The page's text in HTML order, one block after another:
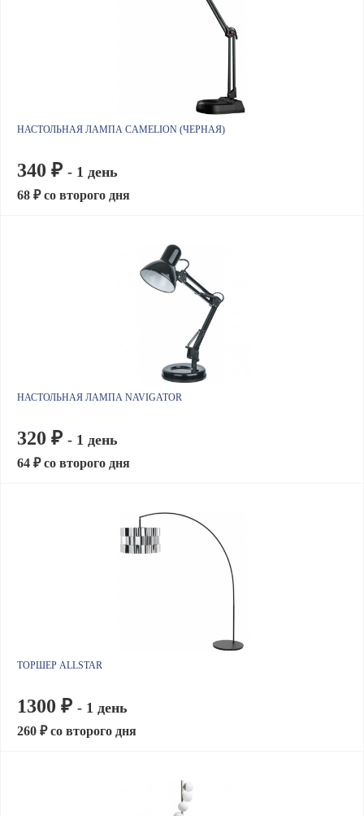
НАСТОЛЬНАЯ ЛАМПА CAMELION (ЧЕРНАЯ)
340 ₽ - 1 день
68 ₽ со второго дня
НАСТОЛЬНАЯ ЛАМПА NAVIGATOR
320 ₽ - 1 день
64 ₽ со второго дня
ТОРШЕР ALLSTAR
1300 ₽ - 1 день
260 ₽ со второго дня